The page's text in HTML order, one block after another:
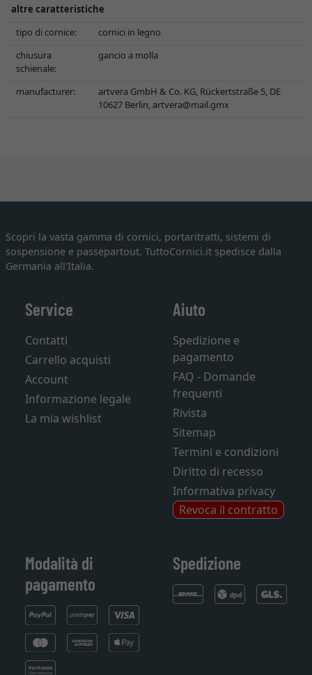
altre caratteristiche
tipo di cornice:
cornici in legno
chiusura
schienale:
gancio a molla
manufacturer:
artvera GmbH & Co. KG, Rückertstraße 5, DE
10627 Berlin,artvera@mail.gmx
Scopri la vasta gamma di cornici, portaritratti, sistemi di
sospensione e passepartout. TuttoCornici.it spedisce dalla
Germania all'Italia.
Service
Contatti
Carrello acquisti
Account
Informazione legale
La mia wishlist
Aiuto
Spedizione e
pagamento
FAQ - Domande
frequenti
Rivista
Sitemap
Termini e condizioni
Diritto di recesso
Informativa privacy
Revoca il contratto
Modalità di
pagamento
Spedizione